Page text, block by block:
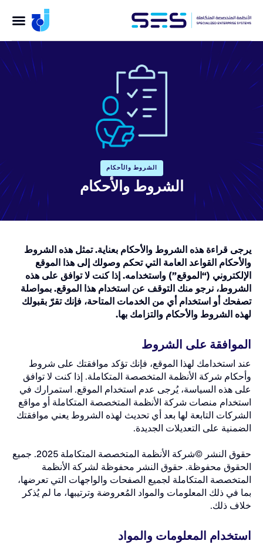
الشروط والأحكام
الشروط والأحكام
يرجى قراءة هذه الشروط والأحكام بعناية. تمثل هذه الشروط
والأحكام القواعد العامة التي تحكم وصولك إلى هذا الموقع
الإلكتروني (“الموقع”) واستخدامه. إذا كنت لا توافق على هذه
الشروط، نرجو منك التوقف عن استخدام هذا الموقع. بمواصلة
تصفحك أو استخدام أي من الخدمات المتاحة، فإنك تقرّ بقبولك
لهذه الشروط والأحكام والتزامك بها.
الموافقة على الشروط
عند استخدامك لهذا الموقع، فإنك تؤكد موافقتك على شروط
وأحكام شركة الأنظمة المتخصصة المتكاملة. إذا كنت لا توافق
على هذه السياسة، يُرجى عدم استخدام الموقع. استمرارك في
استخدام منصات شركة الأنظمة المتخصصة المتكاملة أو مواقع
الشركات التابعة لها بعد أي تحديث لهذه الشروط يعني موافقتك
الضمنية على التعديلات الجديدة.
حقوق النشر ©شركة الأنظمة المتخصصة المتكاملة 2025. جميع
الحقوق محفوظة. حقوق النشر محفوظة لشركة الأنظمة
المتخصصة المتكاملة لجميع الصفحات والواجهات التي تعرضها،
بما في ذلك المعلومات والمواد المُعروضة وترتيبها، ما لم يُذكر
خلاف ذلك.
استخدام المعلومات والمواد